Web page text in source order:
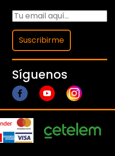
Suscribirme
Síguenos